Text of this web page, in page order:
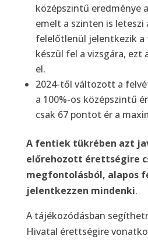
középszintű eredménye
emelt a szinten is leteszi
felelőtlenül jelentkezik a
készül fel a vizsgára, ezt
el.
2024-től változott a
a 100%-os középszintű
csak 67 pontot ér a
A fentiek tükrében azt
előrehozott érettségire
megfontolásból, alapos
jelentkezzen mindenki.
A tájékozódásban
Hivatal érettségire